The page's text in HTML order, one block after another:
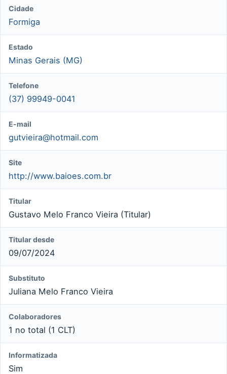
Cidade
Formiga
Estado
Minas Gerais (MG)
Telefone
(37) 99949-0041
E-mail
gutvieira@hotmail.com
Site
http://www.baioes.com.br
Titular
Gustavo Melo Franco Vieira (Titular)
Titular desde
09/07/2024
Substituto
Juliana Melo Franco Vieira
Colaboradores
1 no total (1 CLT)
Informatizada
Sim